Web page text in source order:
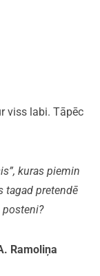
viss labi. Tāpēc
kuras piemin
tagad pretendē
Ramoliņa